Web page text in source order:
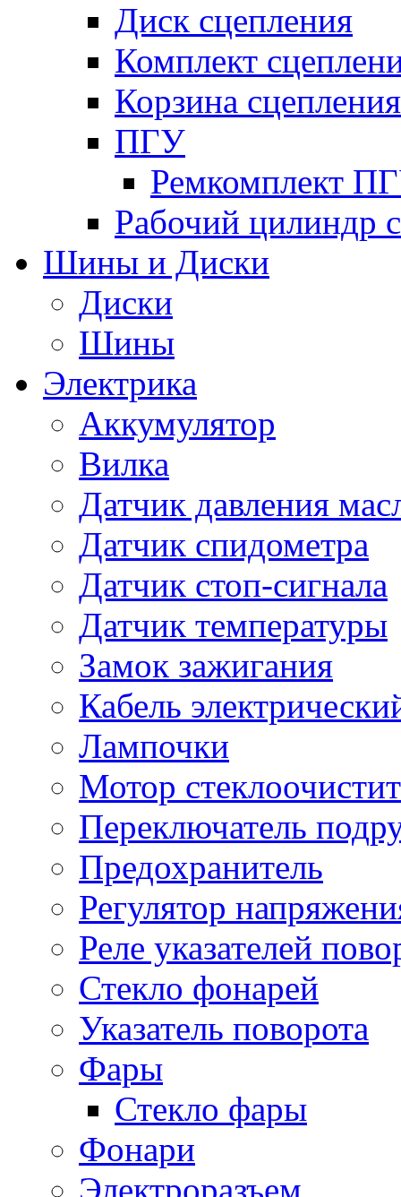
Диск сцепления
Комплект
Корзина сцепления
ПГУ
Ремкомплект
Рабочий цилиндр
Шины и Диски
Диски
Шины
Электрика
Аккумулятор
Вилка
Датчик давления
Датчик спидометра
Датчик стоп-сигнала
Датчик температуры
Замок зажигания
Кабель
Лампочки
Мотор
Переключатель
Предохранитель
Регулятор
Реле указателей
Стекло фонарей
Указатель поворота
Фары
Стекло фары
Фонари